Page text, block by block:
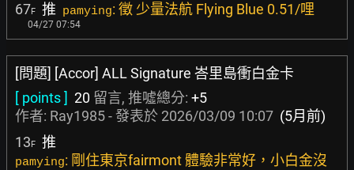
67F 推 pamying: 徵 少量法航 Flying Blue 0.51/哩
04/27 07:54
[問題] [Accor] ALL Signature 峇里島衝白金卡
[ points ] 20 留言, 推噓總分: +5
作者: Ray1985- 發表於 2026/03/09 10:07 (5月前)
13F 推
pamying: 剛住東京fairmont 體驗非常好，小白金沒